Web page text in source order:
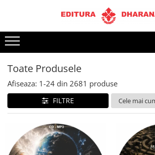
Terapii
Dietoterapie
Toate Produsele
Afiseaza: 1-24 din 2681 produse
FILTRE